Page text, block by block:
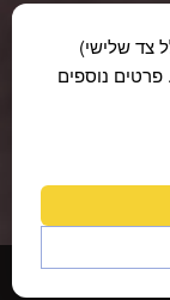
|מדיניות פרטיות
צד שלישי)
פרטים נוספים